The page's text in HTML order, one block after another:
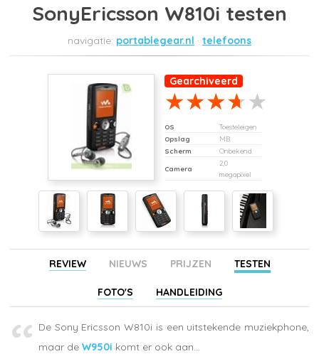
SonyEricsson W810i testen
portablegear.nl telefoons
Gearchiveerd
OS
Toesteleigen
Opslag
MB
Scherm
Onbekend
Camera
2,0
megapixel
REVIEW NIEUWS PRIJZEN TESTEN
FOTO'S HANDLEIDING
De Sony Ericsson W810i is een uitstekende muziekphone,
maar de W950i komt er ook aan...